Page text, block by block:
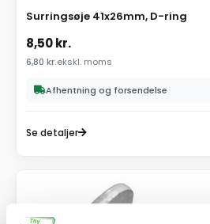
Surringsøje 41x26mm, D-ring
8,50kr.
6,80 kr.ekskl. moms
Afhentning og forsendelse
Se detaljer